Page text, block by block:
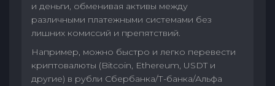
и деньги, обменивая активы между
различными платежными системами без
лишних комиссий и препятствий.
Например, можно быстро и легко перевести
криптовалюты (Bitcoin, Ethereum, USDT и
другие) в рубли Сбербанка/Т-банка/Альфа